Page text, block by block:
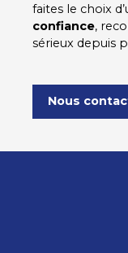
faites le choix
confiance,
sérieux depuis
Nous